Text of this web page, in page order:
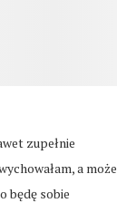
zupełnie
a może
będę sobie